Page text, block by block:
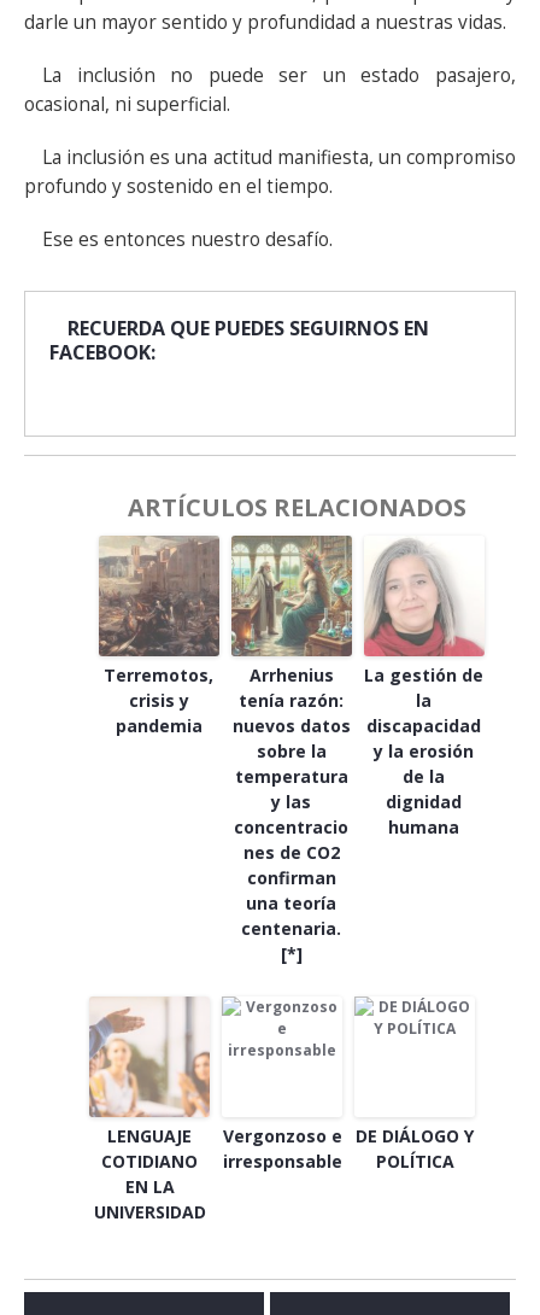
darle un mayor sentido y profundidad a nuestras vidas.
La inclusión no puede ser un estado pasajero,
ocasional, ni superficial.
La inclusión es una actitud manifiesta, un compromiso
profundo y sostenido en el tiempo.
Ese es entonces nuestro desafío.
RECUERDA QUE PUEDES SEGUIRNOS EN
FACEBOOK:
ARTÍCULOS RELACIONADOS
Terremotos,
crisis y
pandemia
Arrhenius
tenía razón:
nuevos datos
sobre la
temperatura
y las
concentracio
nes de CO2
confirman
una teoría
centenaria.
[*]
La gestión de
la
discapacidad
y la erosión
de la
dignidad
humana
LENGUAJE
COTIDIANO
EN LA
UNIVERSIDAD
Vergonzoso e
irresponsable
DE DIÁLOGO Y
POLÍTICA